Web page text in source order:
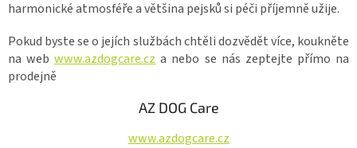
harmonické atmosféře a většina pejsků si péči příjemně užije.
Pokud byste se o jejích službách chtěli dozvědět více, koukněte
na webwww.azdogcare.cz a nebo se nás zeptejte přímo na
prodejně
AZ DOG Care
www.azdogcare.cz